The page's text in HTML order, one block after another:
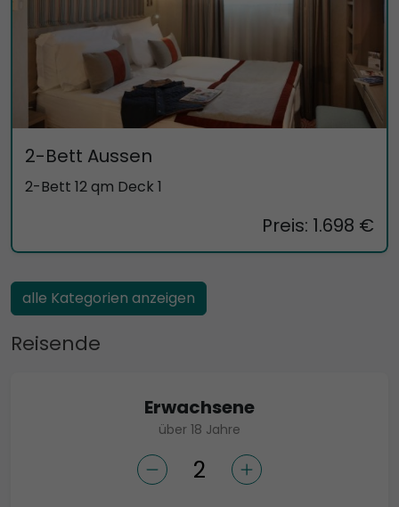
2-Bett Aussen
2-Bett 12 qm Deck 1
Preis: 1.698 €
alle Kategorien anzeigen
Reisende
Erwachsene
über 18 Jahre